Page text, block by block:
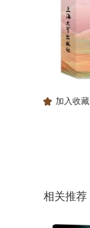
加入收藏
相关推荐